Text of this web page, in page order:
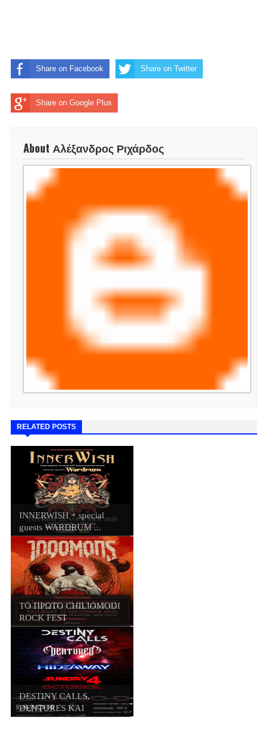
Share on Facebook Share on Twitter
Share on Google Plus
About Αλέξανδρος Ριχάρδος
RELATED POSTS
INNERWISH + special
guests WARDRUM ...
ΤΟ ΠΡΩΤΟ CHILIOMODI
ROCK FEST
DESTINY CALLS,
DENTURES ΚΑΙ
HIDEWAY...